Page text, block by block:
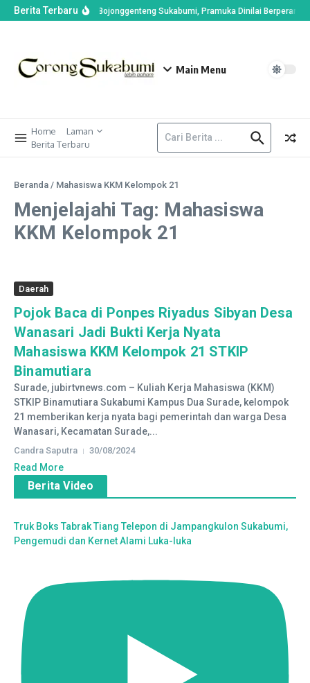
Berita Terbaru
Buka LT I dan Kanira di Bojonggenteng Sukabumi, Pramuka Dinilai Berperan
Main Menu
Home
Laman
Berita Terbaru
Beranda / Mahasiswa KKM Kelompok 21
Menjelajahi Tag: Mahasiswa
KKM Kelompok 21
Daerah
Pojok Baca di Ponpes Riyadus Sibyan Desa
Wanasari Jadi Bukti Kerja Nyata
Mahasiswa KKM Kelompok 21 STKIP
Binamutiara
Surade, jubirtvnews.com – Kuliah Kerja Mahasiswa (KKM)
STKIP Binamutiara Sukabumi Kampus Dua Surade, kelompok
21 memberikan kerja nyata bagi pemerintah dan warga Desa
Wanasari, Kecamatan Surade,...
Candra Saputra 30/08/2024
Read More
Berita Video
Truk Boks Tabrak Tiang Telepon di Jampangkulon Sukabumi,
Pengemudi dan Kernet Alami Luka-luka